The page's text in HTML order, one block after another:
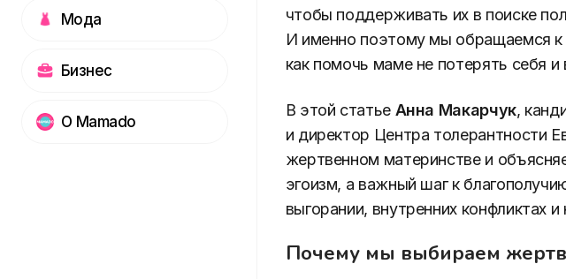
Мода
Бизнес
О Mamado
чтобы поддерживать их в поиске
И именно поэтому мы обращаемся к
как помочь маме не потерять себя и
В этой статье Анна Макарчук,
и директор Центра толерантности
жертвенном материнстве и
эгоизм, а важный шаг к
выгорании, внутренних конфликтах
Почему мы выбираем